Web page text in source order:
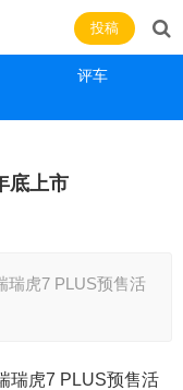
评车
投稿
底上市
瑞虎7 PLUS预售活
瑞虎7 PLUS预售活